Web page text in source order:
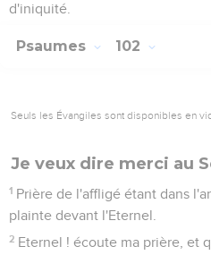
d'iniquité.
Psaumes 102
Seuls les Évangiles sont disponibles en
Je veux dire merci au
1 Prière de l'affligé étant dans
plainte devant l'Eternel.
2 Eternel ! écoute ma prière, et